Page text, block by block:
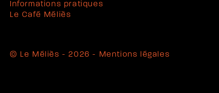
Informations pratiques
Le Café Méliès
© Le Méliès - 2026 - Mentions légales